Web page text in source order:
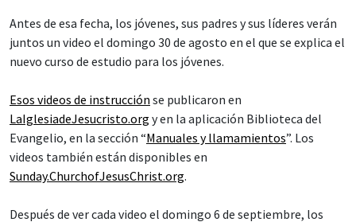
Antes de esa fecha, los jóvenes, sus padres y sus líderes verán
juntos un video el domingo 30 de agosto en el que se explica el
nuevo curso de estudio para los jóvenes.
Esos videos de instrucción se publicaron en
LaIglesiadeJesucristo.org y en la aplicación Biblioteca del
Evangelio, en la sección “Manuales y llamamientos”. Los
videos también están disponibles en
Sunday.ChurchofJesusChrist.org.
Después de ver cada video el domingo 6 de septiembre, los